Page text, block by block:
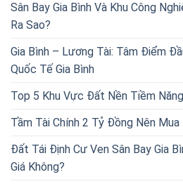
Sân Bay Gia Bình Và Khu Công
Ra Sao?
Gia Bình – Lương Tài: Tâm Điểm
Quốc Tế Gia Bình
Top 5 Khu Vực Đất Nền Tiềm
Tầm Tài Chính 2 Tỷ Đồng Nên
Đất Tái Định Cư Ven Sân Bay Gia
Giá Không?